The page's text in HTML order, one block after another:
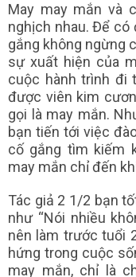
May may mắn và
nghịch nhau. Để
gắng không ngừng
sự xuất hiện của
cuộc hành trình đi
được viên kim
gọi là may mắn.
bạn tiến tới việc
cố gắng tìm kiếm
may mắn chỉ đến
Tác giả 2 1/2 bạn
như “Nói nhiều
nên làm trước tuổi
hứng trong cuộc
may mắn, chỉ là